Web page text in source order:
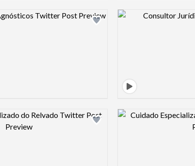
Design preview image
Design preview image